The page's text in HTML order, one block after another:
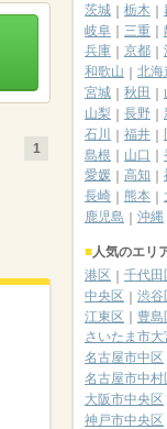
1
茨城
栃木
岐阜
三重
兵庫
京都
和歌山
北海
宮城
秋田
山梨
長野
石川
福井
島根
山口
愛媛
高知
長崎
熊本
鹿児島
沖縄
人気のエリ
港区
千代田
中央区
渋谷
江東区
豊島
さいたま市大
名古屋市中区
名古屋市中村
大阪市中央区
神戸市中央区